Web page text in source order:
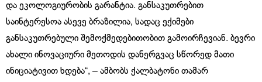
და ეკოლოგიურობის გარანტია. განსაკუთრებით
საინტერესოა ასევე ბრაზილია, სადაც ექიმები
განსაკუთრებული შემოქმედებითობით გამოირჩევიან. ბევრი
ახალი ინოვაციური მეთოდის დანერგვაც სწორედ მათი
ინიციატივით ხდება“, – ამბობს ქალბატონი თამარ